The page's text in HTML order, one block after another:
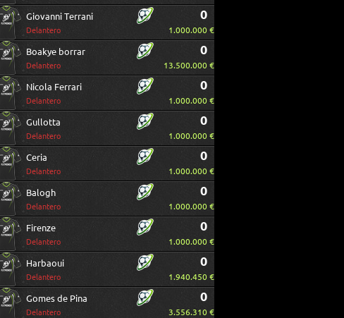
Giovanni Terrani
Delantero
0
1.000.000 €
Boakye borrar
Delantero
0
13.500.000 €
Nicola Ferrari
Delantero
0
1.000.000 €
Gullotta
Delantero
0
1.000.000 €
Ceria
Delantero
0
1.000.000 €
Balogh
Delantero
0
1.000.000 €
Firenze
Delantero
0
1.000.000 €
Harbaoui
Delantero
0
1.940.450 €
Gomes de Pina
Delantero
0
3.556.310 €